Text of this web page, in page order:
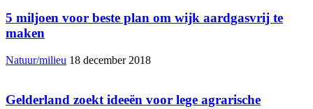
5 miljoen voor beste plan om wijk aardgasvrij te
maken
Natuur/milieu 18 december 2018
Gelderland zoekt ideeën voor lege agrarische